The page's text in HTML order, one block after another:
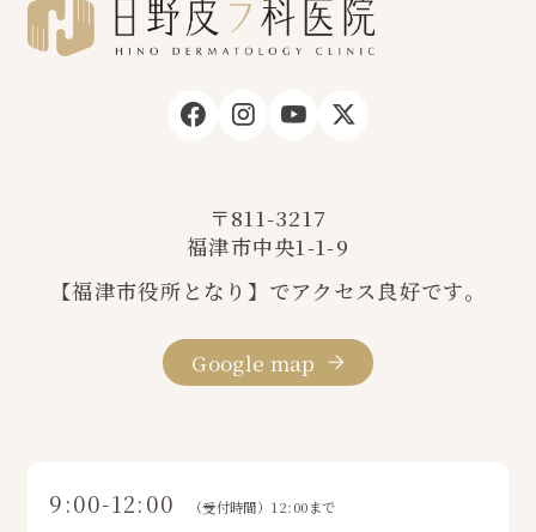
〒811-3217
福津市中央1-1-9
【福津市役所となり】でアクセス良好です。
Google map
9:00-12:00 （受付時間）12:00まで